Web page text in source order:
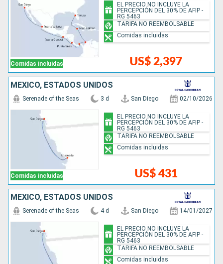
Comidas incluidas US$ 2,397
EL PRECIO NO INCLUYE LA
PERCEPCIÓN DEL 30% DE AFIP -
RG 5463
TARIFA NO REEMBOLSABLE
Comidas incluidas
MÉXICO, ESTADOS UNIDOS
Comidas incluidas
Serenade of the Seas 3 d San Diego 02/10/2026
US$ 431
EL PRECIO NO INCLUYE LA
PERCEPCIÓN DEL 30% DE AFIP -
RG 5463
TARIFA NO REEMBOLSABLE
Comidas incluidas
MÉXICO, ESTADOS UNIDOS
Serenade of the Seas 4 d San Diego 14/01/2027
EL PRECIO NO INCLUYE LA
PERCEPCIÓN DEL 30% DE AFIP -
RG 5463
TARIFA NO REEMBOLSABLE
Comidas incluidas